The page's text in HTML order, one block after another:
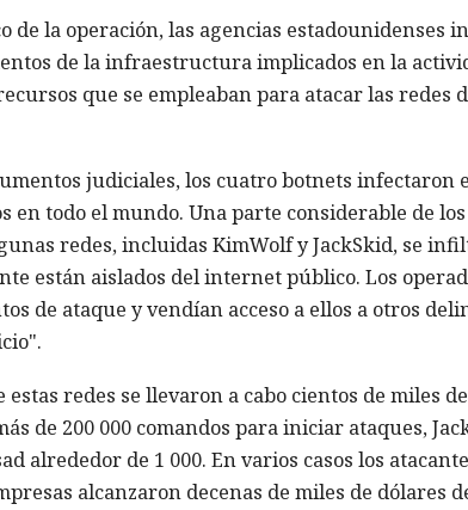
de la operación, las agencias
de la infraestructura implicados en la
que se empleaban para atacar las redes
judiciales, los cuatro botnets infectaron
en todo el mundo. Una parte considerable de
redes, incluidas KimWolf y JackSkid, se
están aislados del internet público. Los
de ataque y vendían acceso a ellos a otros
estas redes se llevaron a cabo cientos de miles
de 200 000 comandos para iniciar ataques,
alrededor de 1 000. En varios casos los
alcanzaron decenas de miles de dólares